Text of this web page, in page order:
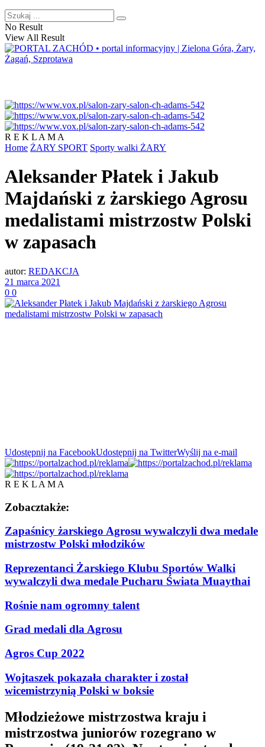
No Result
View All Result
R E K L A M A
Home ŻARY SPORT Sporty walki ŻARY
Aleksander Płatek i Jakub
Majdański z żarskiego Agrosu
medalistami mistrzostw Polski
w zapasach
autor: REDAKCJA
21 marca 2021
0 0
Udostępnij na FacebookUdostępnij na TwitterWyślij na e-mail
R E K L A M A
Zobacztakże:
Zapaśnicy żarskiego Agrosu wywalczyli dwa medale
mistrzostw Polski młodzików
Reprezentanci Żarskiego Klubu Sportów Walki
wywalczyli dwa medale Pucharu Świata Muaythai
Rośnie nam ogromny talent
Grad medali dla Agrosu
Agros Cup 2022
Wojtaszek pokazała charakter i został
wicemistrzynią Polski w boksie
Młodzieżowe mistrzostwa kraju i
mistrzostwa juniorów rozegrano w